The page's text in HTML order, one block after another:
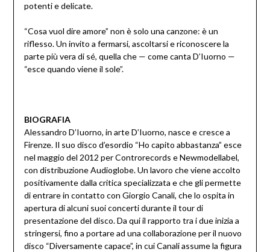
potenti e delicate.
“Cosa vuol dire amore” non è solo una canzone: è un
riflesso. Un invito a fermarsi, ascoltarsi e riconoscere la
parte più vera di sé, quella che — come canta D’Iuorno —
“esce quando viene il sole”.
BIOGRAFIA
Alessandro D’Iuorno, in arte D’Iuorno, nasce e cresce a
Firenze. Il suo disco d’esordio “Ho capito abbastanza” esce
nel maggio del 2012 per Controrecords e Newmodellabel,
con distribuzione Audioglobe. Un lavoro che viene accolto
positivamente dalla critica specializzata e che gli permette
di entrare in contatto con Giorgio Canali, che lo ospita in
apertura di alcuni suoi concerti durante il tour di
presentazione del disco. Da qui il rapporto tra i due inizia a
stringersi, fino a portare ad una collaborazione per il nuovo
disco “Diversamente capace”, in cui Canali assume la figura